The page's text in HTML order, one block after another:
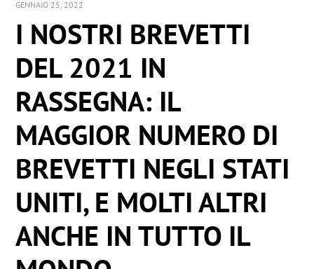
GENNAIO 25, 2022
I NOSTRI BREVETTI
DEL 2021 IN
RASSEGNA: IL
MAGGIOR NUMERO DI
BREVETTI NEGLI STATI
UNITI, E MOLTI ALTRI
ANCHE IN TUTTO IL